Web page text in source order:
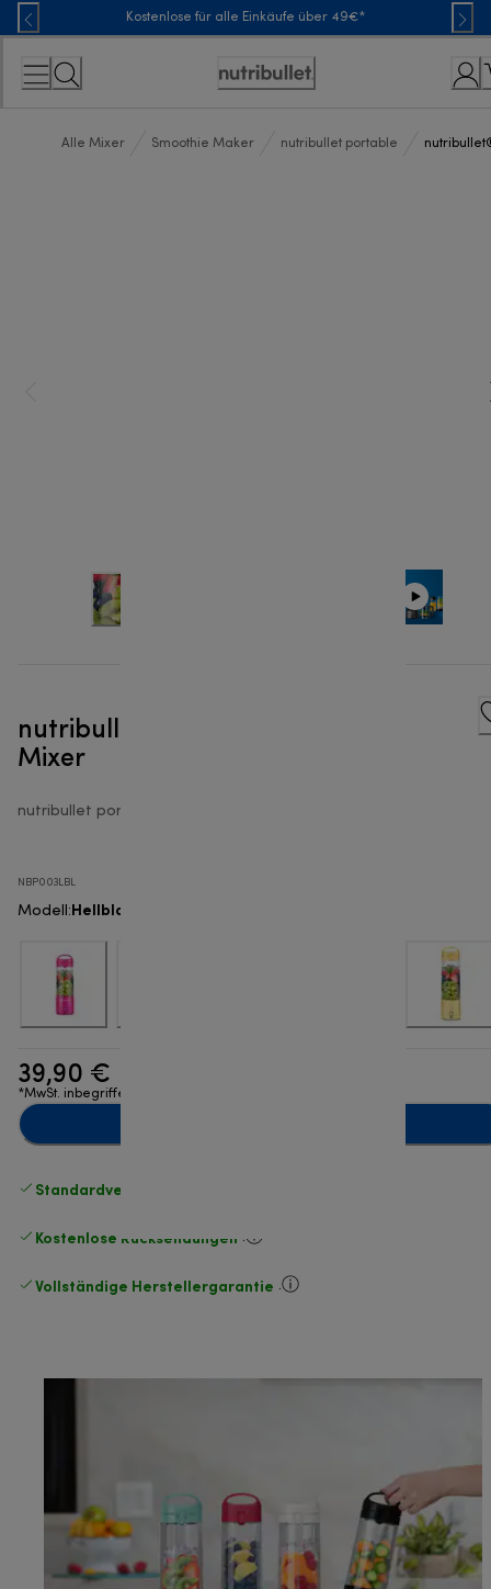
Skip
to
Content
Kostenlose für alle Einkäufe über 49€*
Erklärung
Zugänglichkeit
Alle Mixer Smoothie Maker nutribullet portable
nutribullet® Portable - Portable
Mixer
nutribullet portable
NBP003LBL
Modell :Hellblau
39,90 €
*MwSt. inbegriffen
Standardversand kostenlos
Kostenlose Rücksendungen .
Vollständige Herstellergarantie .